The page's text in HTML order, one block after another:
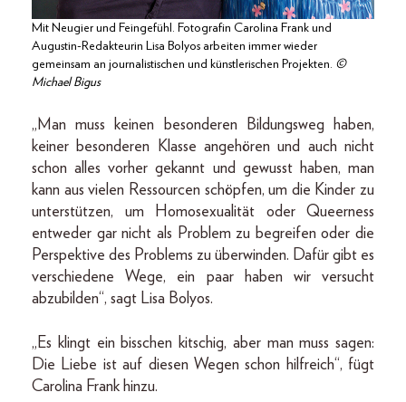
Mit Neugier und Feingefühl. Fotografin Carolina Frank und
Augustin-Redakteurin Lisa Bolyos arbeiten immer wieder
gemeinsam an journalistischen und künstlerischen Projekten. ©
Michael Bigus
„Man muss keinen besonderen Bildungsweg haben,
keiner besonderen Klasse angehören und auch nicht
schon alles vorher gekannt und gewusst haben, man
kann aus vielen Ressourcen schöpfen, um die Kinder zu
unterstützen, um Homosexualität oder Queerness
entweder gar nicht als Problem zu begreifen oder die
Perspektive des Problems zu überwinden. Dafür gibt es
verschiedene Wege, ein paar haben wir versucht
abzubilden“, sagt Lisa Bolyos.
„Es klingt ein bisschen kitschig, aber man muss sagen:
Die Liebe ist auf diesen Wegen schon hilfreich“, fügt
Carolina Frank hinzu.